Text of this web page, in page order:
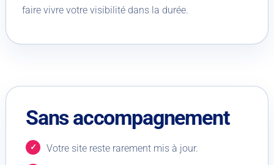
faire vivre votre visibilité dans la durée.
Sans accompagnement
Votre site reste rarement mis à jour.